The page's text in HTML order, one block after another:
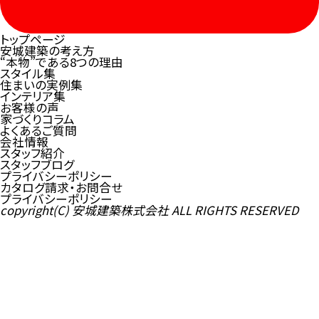
トップページ
安城建築の考え方
“本物”である8つの理由
スタイル集
住まいの実例集
インテリア集
お客様の声
家づくりコラム
よくあるご質問
会社情報
スタッフ紹介
スタッフブログ
プライバシーポリシー
カタログ請求・お問合せ
プライバシーポリシー
copyright(C) 安城建築株式会社 ALL RIGHTS RESERVED